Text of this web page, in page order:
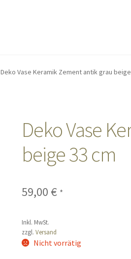
Deko Vase Keramik Zement antik grau
Deko Vase
beige 33 cm
59,00 € *
Inkl. MwSt.
zzgl. Versand
Nicht vorrätig